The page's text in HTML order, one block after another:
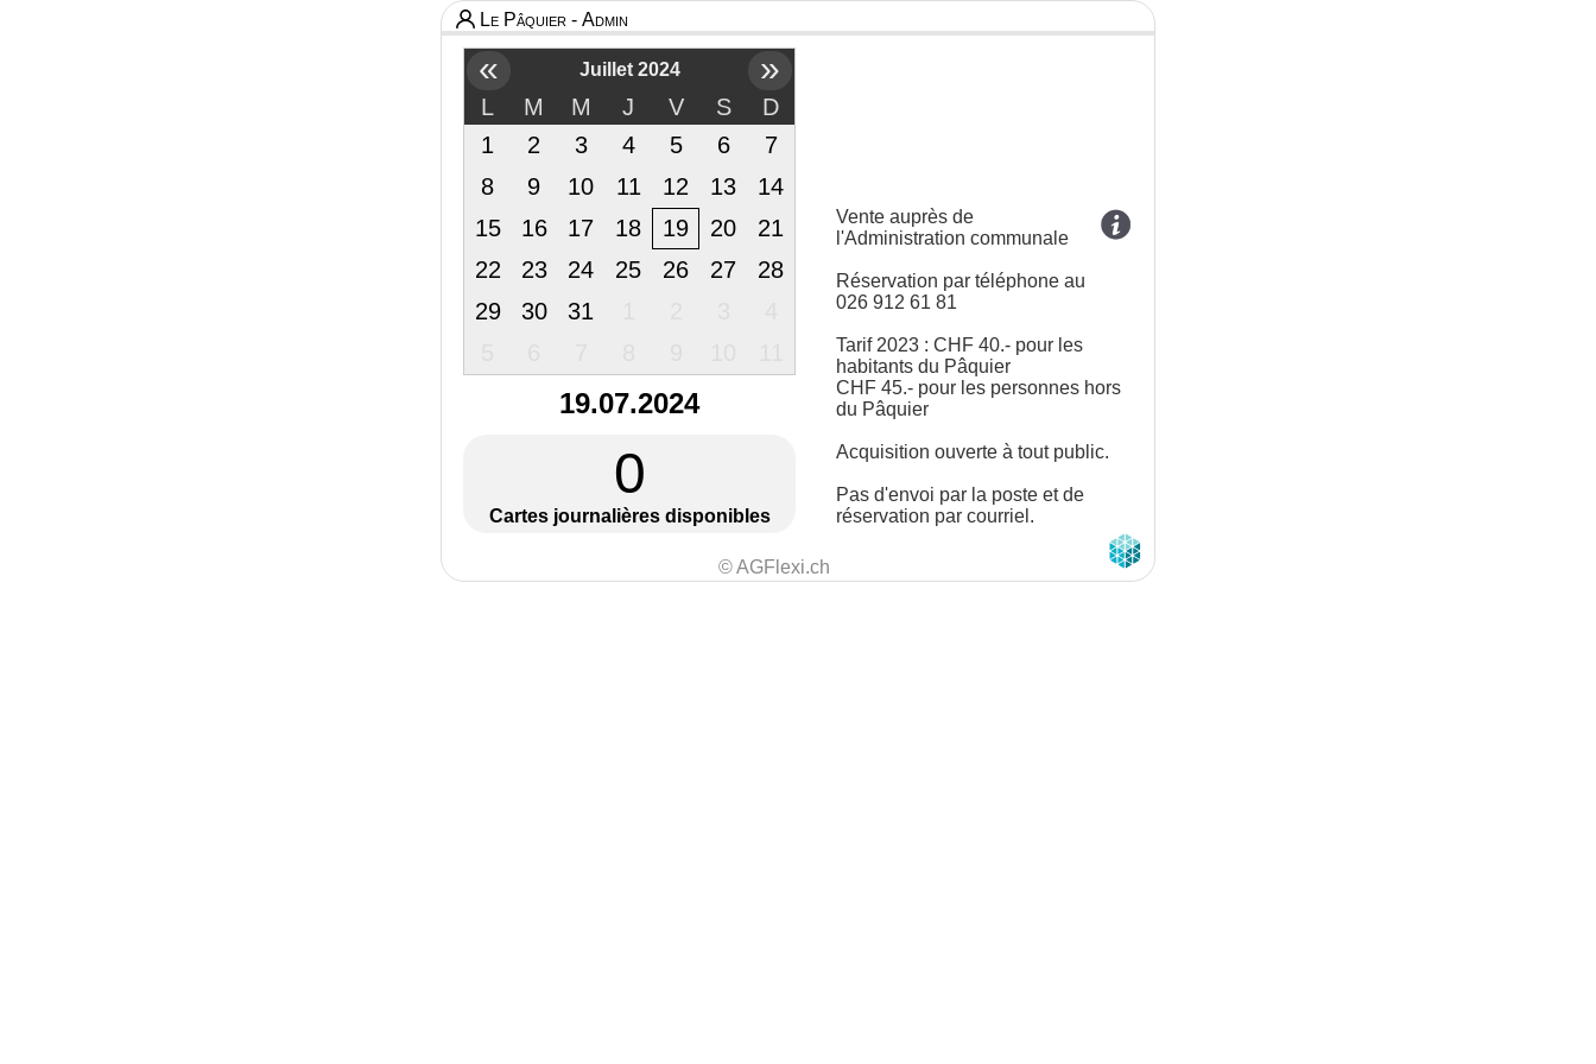
Le Pâquier - Admin
« Juillet 2024 »
L M M J V S
D
1
2 3 4 5 6
7
8
9 10 11 12 13
14
15
16 17 18 19 20
21
22
23 24 25 26 27
28
29
30 31
19.07.2024
0
Cartes journalières disponibles
Vente auprès de
l'Administration communale
Réservation par téléphone au
026 912 61 81
Tarif 2023 : CHF 40.- pour les
habitants du Pâquier
CHF 45.- pour les personnes hors
du Pâquier
Acquisition ouverte à tout public.
Pas d'envoi par la poste et de
réservation par courriel.
© AGFlexi.ch